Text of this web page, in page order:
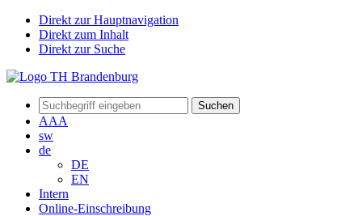
Direkt zur Hauptnavigation
Direkt zum Inhalt
Direkt zur Suche
Suchen
AAA
sw
de
DE
EN
Intern
Online-Einschreibung